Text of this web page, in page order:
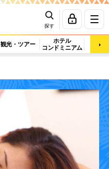
探す
観光・ツアー
ホテル
コンドミニアム
マッ